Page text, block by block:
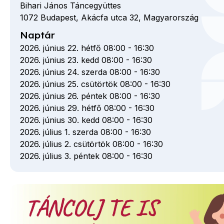
Bihari János Táncegyüttes
1072 Budapest, Akácfa utca 32, Magyarország
Naptár
2026. június 22. hétfő 08:00 - 16:30
2026. június 23. kedd 08:00 - 16:30
2026. június 24. szerda 08:00 - 16:30
2026. június 25. csütörtök 08:00 - 16:30
2026. június 26. péntek 08:00 - 16:30
2026. június 29. hétfő 08:00 - 16:30
2026. június 30. kedd 08:00 - 16:30
2026. július 1. szerda 08:00 - 16:30
2026. július 2. csütörtök 08:00 - 16:30
2026. július 3. péntek 08:00 - 16:30